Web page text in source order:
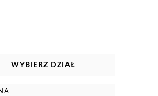
WYBIERZ DZIAŁ